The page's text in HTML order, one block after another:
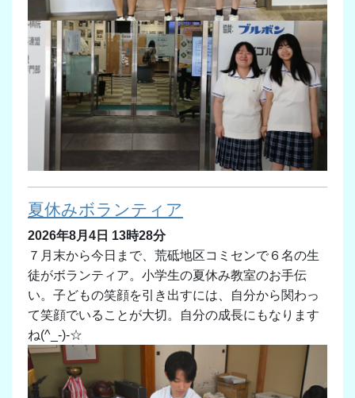
夏休みボランティア
2026年8月4日 13時28分
７月末から今日まで、荒砥地区コミセンで６名の生
徒がボランティア。小学生の夏休み教室のお手伝
い。子どもの笑顔を引き出すには、自分から関わっ
て笑顔でいることが大切。自分の成長にもなります
ね(^_-)-☆